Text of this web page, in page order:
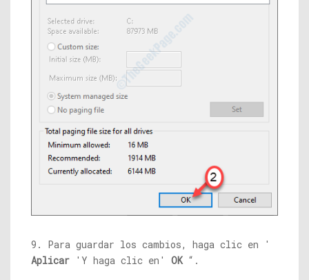
9. Para guardar los cambios, haga clic en '
Aplicar 'Y haga clic en' OK“.